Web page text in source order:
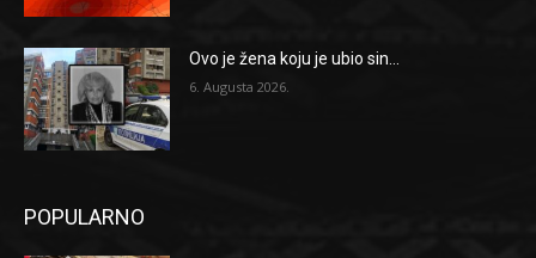
Ovo je žena koju je ubio sin...
6. Augusta 2026.
POPULARNO